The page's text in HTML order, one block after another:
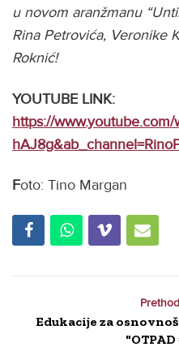
u novom aranžmanu
Rina Petrovića, Veronike
Roknić!
YOUTUBE LINK:
https://www.youtube.com/
Foto: Tino Margan
Edukacije za
"OTPAD